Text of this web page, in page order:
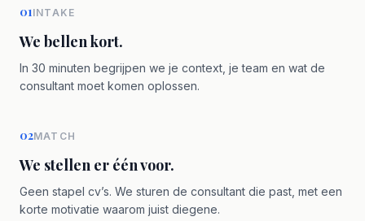
01INTAKE
We bellen kort.
In 30 minuten begrijpen we je context, je team en wat de
consultant moet komen oplossen.
02MATCH
We stellen er één voor.
Geen stapel cv’s. We sturen de consultant die past, met een
korte motivatie waarom juist diegene.